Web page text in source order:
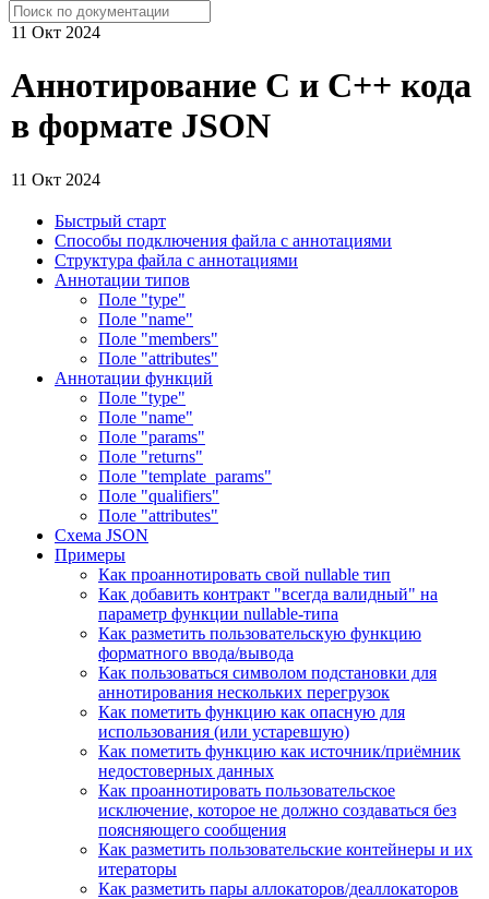
11 Окт 2024
Аннотирование C и C++ кода
в формате JSON
11 Окт 2024
Быстрый старт
Способы подключения файла c аннотациями
Структура файла с аннотациями
Аннотации типов
Поле "type"
Поле "name"
Поле "members"
Поле "attributes"
Аннотации функций
Поле "type"
Поле "name"
Поле "params"
Поле "returns"
Поле "template_params"
Поле "qualifiers"
Поле "attributes"
Схема JSON
Примеры
Как проаннотировать свой nullable тип
Как добавить контракт "всегда валидный" на
параметр функции nullable-типа
Как разметить пользовательскую функцию
форматного ввода/вывода
Как пользоваться символом подстановки для
аннотирования нескольких перегрузок
Как пометить функцию как опасную для
использования (или устаревшую)
Как пометить функцию как источник/приёмник
недостоверных данных
Как проаннотировать пользовательское
исключение, которое не должно создаваться без
поясняющего сообщения
Как разметить пользовательские контейнеры и их
итераторы
Как разметить пары аллокаторов/деаллокаторов